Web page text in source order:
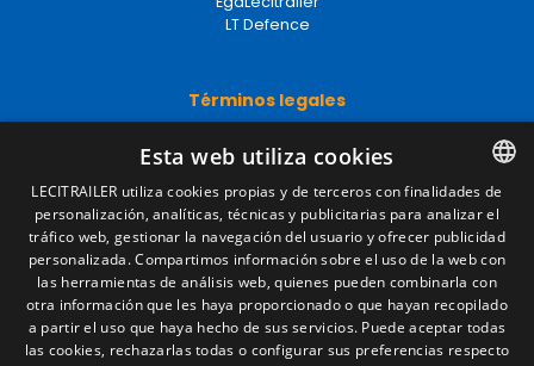
LT Defence
Términos legales
Política de privacidad
Política de cookies
Condiciones generales de venta
Gestionar cookies
Contacto
Camino de los Huertos, S/N. Apdo 100
SPANISH
ENGLISH
FRENCH
ITALIAN
Esta web utiliza cookies
LECITRAILER utiliza cookies propias y de terceros con finalidades de
personalización, analíticas, técnicas y publicitarias para analizar el
tráfico web, gestionar la navegación del usuario y ofrecer publicidad
personalizada. Compartimos información sobre el uso de la web con
las herramientas de análisis web, quienes pueden combinarla con
otra información que les haya proporcionado o que hayan recopilado
a partir el uso que haya hecho de sus servicios. Puede aceptar todas
las cookies, rechazarlas todas o configurar sus preferencias respecto